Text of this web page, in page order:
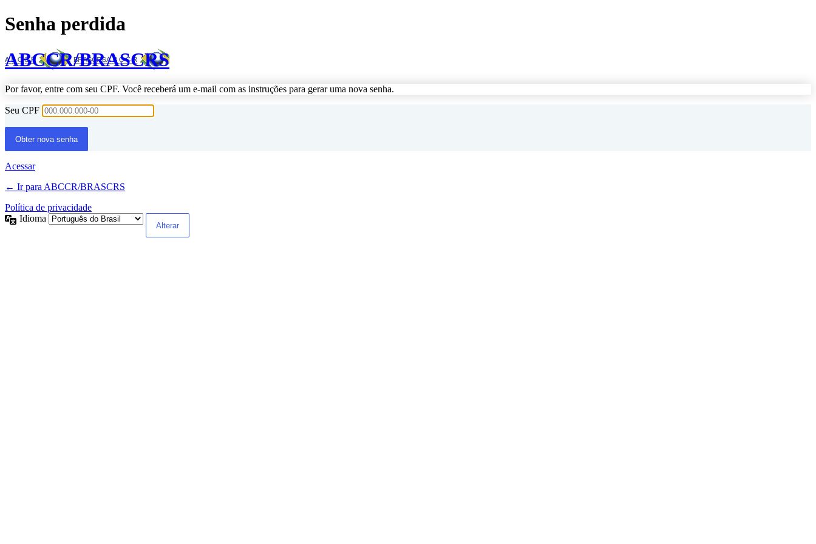
Senha perdida
ABCCR/BRASCRS
Por favor, entre com seu CPF. Você receberá um e-mail com as instruções para gerar uma nova senha.
Seu CPF
Acessar
← Ir para ABCCR/BRASCRS
Política de privacidade
Idioma